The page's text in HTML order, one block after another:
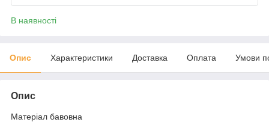
В наявності
Опис Характеристики Доставка Оплата Умови
Опис
Матеріал бавовна